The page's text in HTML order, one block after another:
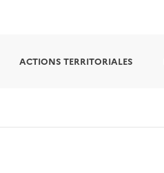
ACTIONS TERRITORIALES